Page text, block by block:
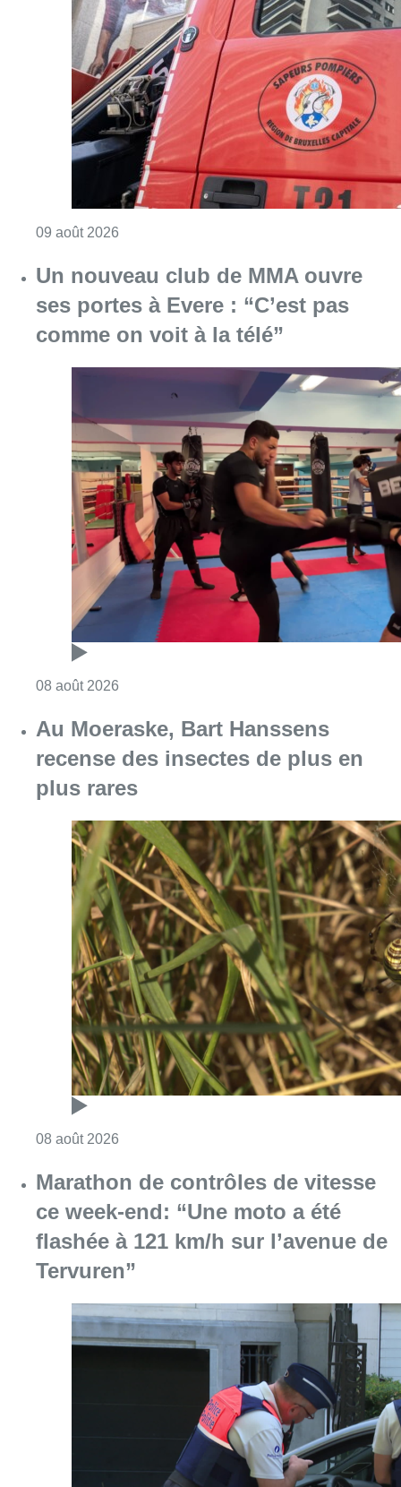
Un nouveau club de MMA ouvre
ses portes à Evere : “C’est pas
comme on voit à la télé”
08 août 2026Consulter l'article "Un nouveau club de
Au Moeraske, Bart Hanssens
recense des insectes de plus en
plus rares
08 août 2026Consulter l'article "Au Moeraske, Bart
Marathon de contrôles de vitesse
ce week-end: “Une moto a été
flashée à 121 km/h sur l’avenue de
Tervuren”
Consulter l'article "Marathon de contrôles